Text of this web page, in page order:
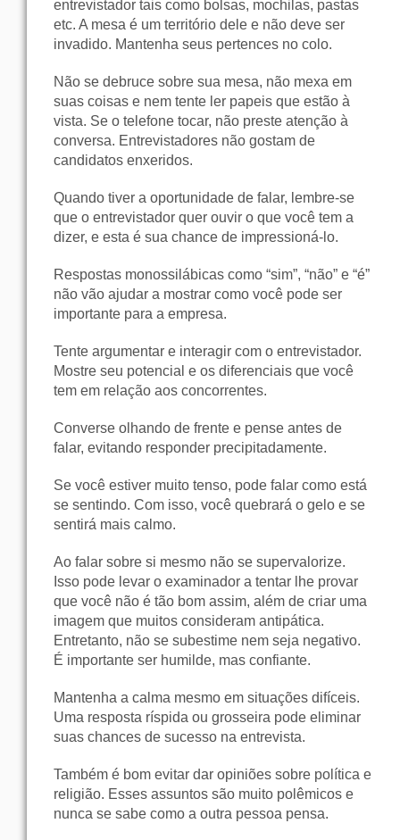
entrevistador tais como bolsas, mochilas, pastas
etc. A mesa é um território dele e não deve ser
invadido. Mantenha seus pertences no colo.
Não se debruce sobre sua mesa, não mexa em
suas coisas e nem tente ler papeis que estão à
vista. Se o telefone tocar, não preste atenção à
conversa. Entrevistadores não gostam de
candidatos enxeridos.
Quando tiver a oportunidade de falar, lembre-se
que o entrevistador quer ouvir o que você tem a
dizer, e esta é sua chance de impressioná-lo.
Respostas monossilábicas como “sim”, “não” e “é”
não vão ajudar a mostrar como você pode ser
importante para a empresa.
Tente argumentar e interagir com o entrevistador.
Mostre seu potencial e os diferenciais que você
tem em relação aos concorrentes.
Converse olhando de frente e pense antes de
falar, evitando responder precipitadamente.
Se você estiver muito tenso, pode falar como está
se sentindo. Com isso, você quebrará o gelo e se
sentirá mais calmo.
Ao falar sobre si mesmo não se supervalorize.
Isso pode levar o examinador a tentar lhe provar
que você não é tão bom assim, além de criar uma
imagem que muitos consideram antipática.
Entretanto, não se subestime nem seja negativo.
É importante ser humilde, mas confiante.
Mantenha a calma mesmo em situações difíceis.
Uma resposta ríspida ou grosseira pode eliminar
suas chances de sucesso na entrevista.
Também é bom evitar dar opiniões sobre política e
religião. Esses assuntos são muito polêmicos e
nunca se sabe como a outra pessoa pensa.